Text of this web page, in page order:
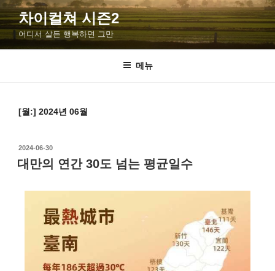
차이컬쳐 시즌2
어디서 살든 행복하면 그만
메뉴
[월:] 2024년 06월
2024-06-30
대만의 연간 30도 넘는 평균일수